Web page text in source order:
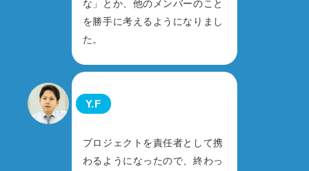
な」とか、他のメンバーのこと
を勝手に考えるようになりまし
た。
Y.F
プロジェクトを責任者として携
わるようになったので、終わっ